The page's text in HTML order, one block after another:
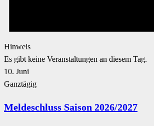
Hinweis
Es gibt keine Veranstaltungen an diesem Tag.
10. Juni
Ganztägig
Meldeschluss Saison 2026/2027